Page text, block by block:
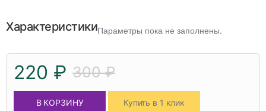
ХарактеристикиПараметры пока не заполнены.
220 ₽ 300 ₽
В КОРЗИНУ Купить в 1 клик